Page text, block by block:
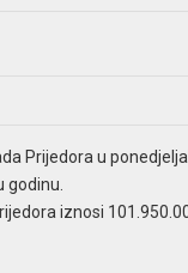
Prijedora u
godinu.
iznosi